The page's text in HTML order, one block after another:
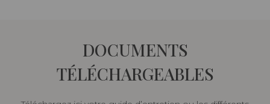
DOCUMENTS
TÉLÉCHARGEABLES